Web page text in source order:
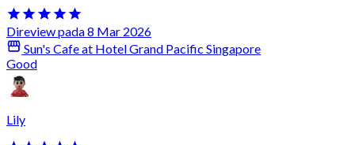
Direview pada 8 Mar 2026
Sun's Cafe at Hotel Grand Pacific Singapore
Good
Lily